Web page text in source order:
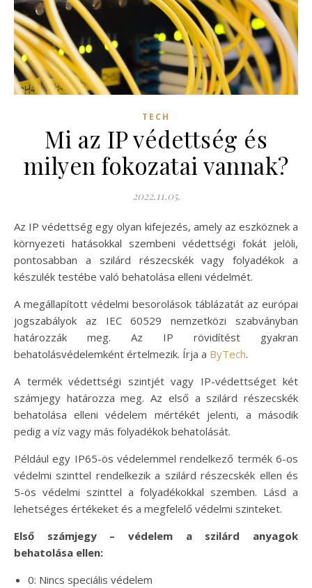
TECH
Mi az IP védettség és
milyen fokozatai vannak?
2022.11.05.
Az IP védettség egy olyan kifejezés, amely az eszköznek a
környezeti hatásokkal szembeni védettségi fokát jelöli,
pontosabban a szilárd részecskék vagy folyadékok a
készülék testébe való behatolása elleni védelmét.
A megállapított védelmi besorolások táblázatát az európai
jogszabályok az IEC 60529 nemzetközi szabványban
határozzák meg. Az IP rövidítést gyakran
behatolásvédelemként értelmezik. Írja a ByTech.
A termék védettségi szintjét vagy IP-védettséget két
számjegy határozza meg. Az első a szilárd részecskék
behatolása elleni védelem mértékét jelenti, a második
pedig a víz vagy más folyadékok behatolását.
Például egy IP65-ös védelemmel rendelkező termék 6-os
védelmi szinttel rendelkezik a szilárd részecskék ellen és
5-ös védelmi szinttel a folyadékokkal szemben. Lásd a
lehetséges értékeket és a megfelelő védelmi szinteket.
Első számjegy – védelem a szilárd anyagok
behatolása ellen:
0: Nincs speciális védelem